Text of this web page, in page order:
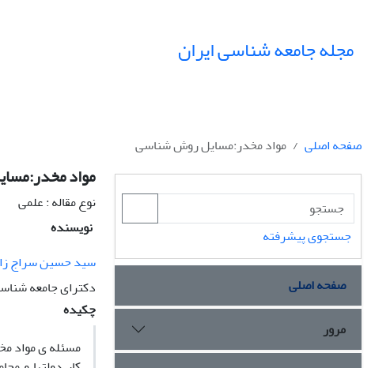
مجله جامعه شناسی ایران
صفحه اصلی مواد مخدر:مسایل روش شناسی
مواد
نوع مقاله : علمی
نویسنده
سید حسین سراج
دکترای جامعه
چکیده
مسئله ی مواد
جستجوی پیشرفته
صفحه اصلی
مرور